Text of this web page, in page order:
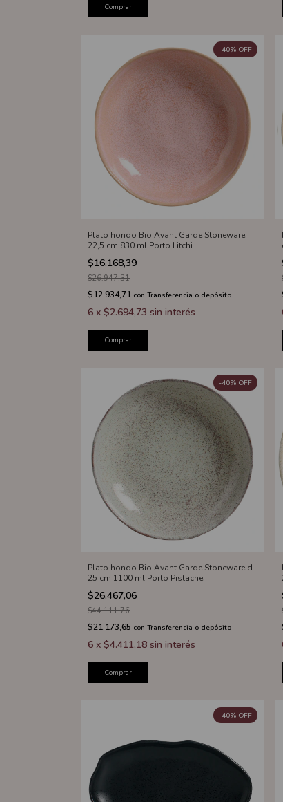
Comprar
Plato hondo Bio Avant Garde Stoneware
22,5 cm 830 ml Porto Litchi
$16.168,39
-40% OFF
$26.947,31
$12.934,71 con Transferencia o depósito
6 x $2.694,73 sin interés
Comprar
Plato hondo Bio Avant Garde Stoneware d.
25 cm 1100 ml Porto Pistache
$26.467,06
-40% OFF
$44.111,76
$21.173,65 con Transferencia o depósito
6 x $4.411,18 sin interés
Comprar
-40% OFF